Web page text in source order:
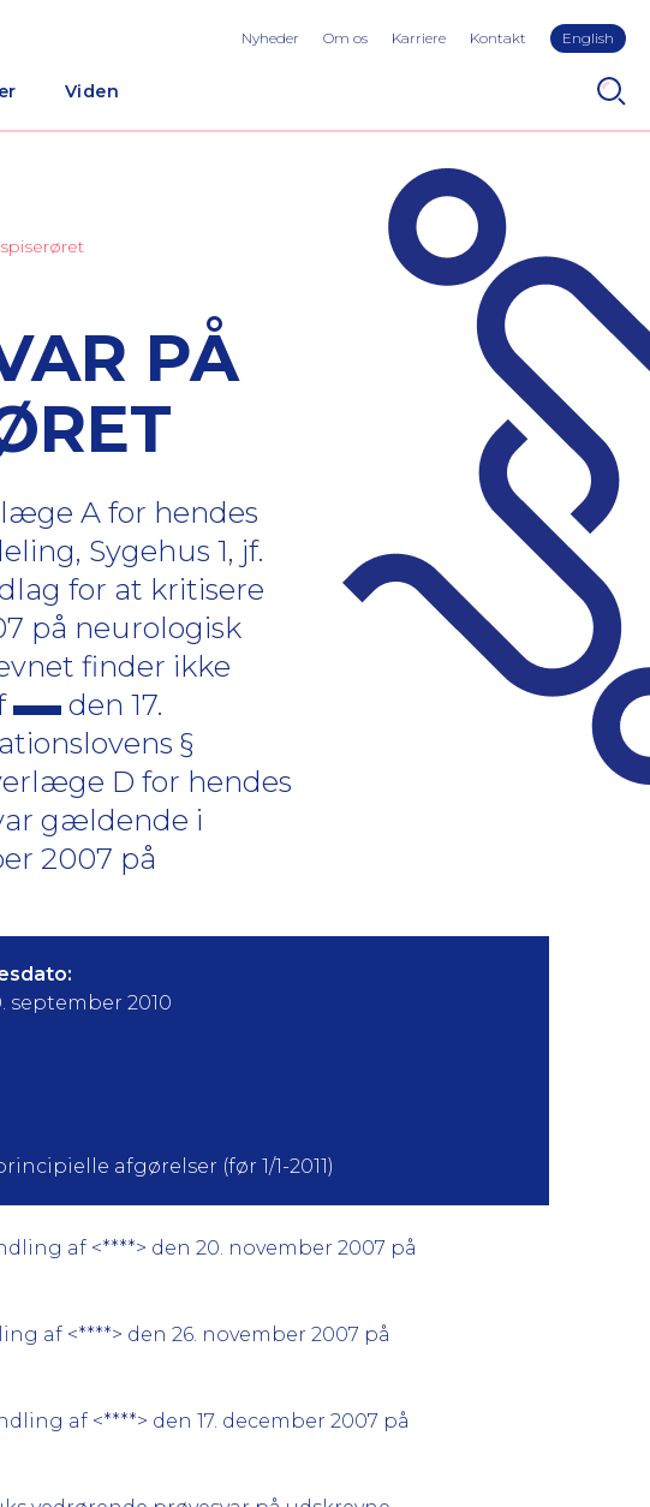
Viden
Nyheder Om os Karriere Kontakt English
PÅ
A for hendes
Sygehus 1, jf.
for at kritisere
på neurologisk
finder ikke
den 17.
§
D for hendes
gældende i
2007 på
september 2010
afgørelser (før 1/1-2011)
af <****> den 20. november 2007 på
af <****> den 26. november 2007 på
af <****> den 17. december 2007 på